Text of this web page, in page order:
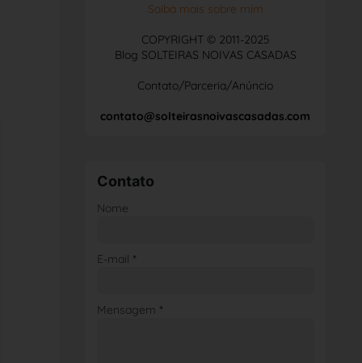
Saiba mais sobre mim
COPYRIGHT © 2011-2025
Blog SOLTEIRAS NOIVAS CASADAS
Contato/Parceria/Anúncio
contato@solteirasnoivascasadas.com
Contato
Nome
E-mail *
Mensagem *